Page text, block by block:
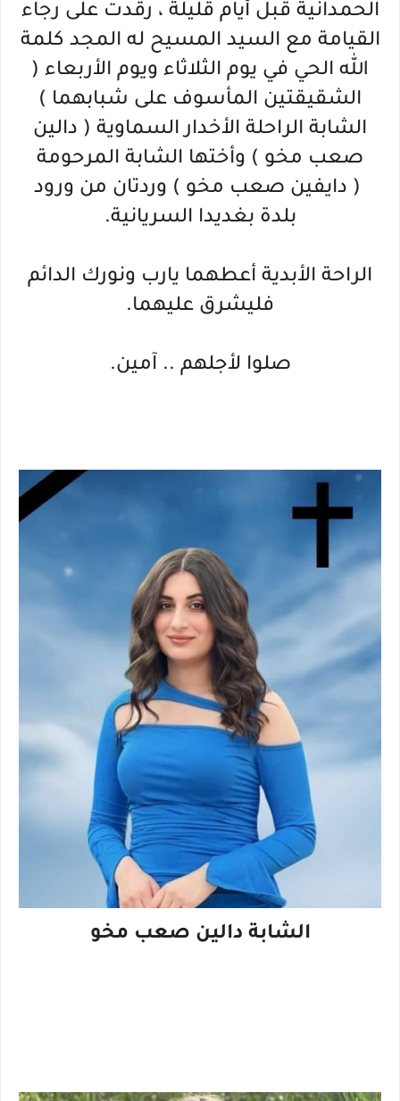
الحمدانية قبل أيام قليلة ، رقدت على رجاء
القيامة مع السيد المسيح له المجد كلمة
الله الحي في يوم الثلاثاء ويوم الأربعاء (
الشقيقتين المأسوف على شبابهما )
الشابة الراحلة الأخدار السماوية ( دالين
صعب مخو ) وأختها الشابة المرحومة
( دايفين صعب مخو ) وردتان من ورود
بلدة بغديدا السريانية.
الراحة الأبدية أعطهما يارب ونورك الدائم
فليشرق عليهما.
صلوا لأجلهم .. آمين.
الشابة دالين صعب مخو